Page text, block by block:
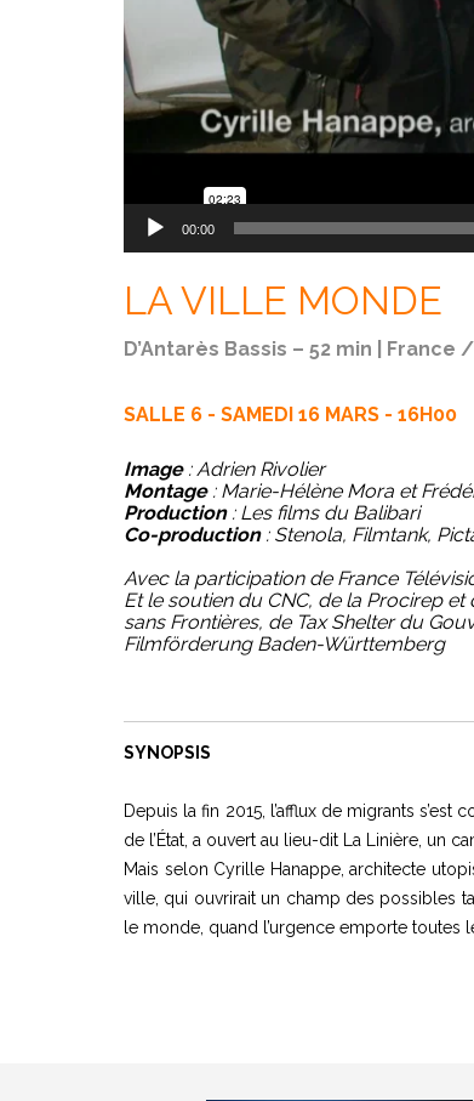
00:00
LA VILLE MONDE
D’Antarès Bassis – 52 min |
SALLE 6 - SAMEDI 16 MARS - 16H00
Image: Adrien Rivolier
Montage: Marie-Hélène Mora et
Production: Les films du Balibari
Co-production: Stenola, Filmtank,
Avec la participation de France
Et le soutien du CNC, de la Procirep
sans Frontières, de Tax Shelter du
Filmförderung Baden-Württemberg
SYNOPSIS
Depuis la fin 2015, l’afflux de migrants
de l’État, a ouvert au lieu-dit La Linière, un
Mais selon Cyrille Hanappe, architecte
ville, qui ouvrirait un champ des possibles
le monde, quand l’urgence emporte toutes